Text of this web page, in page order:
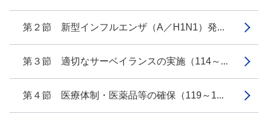
第２節 新型インフルエンザ（A／H1N1）発...
第３節 適切なサーベイランスの実施（114～...
第４節 医療体制・医薬品等の確保（119～1...